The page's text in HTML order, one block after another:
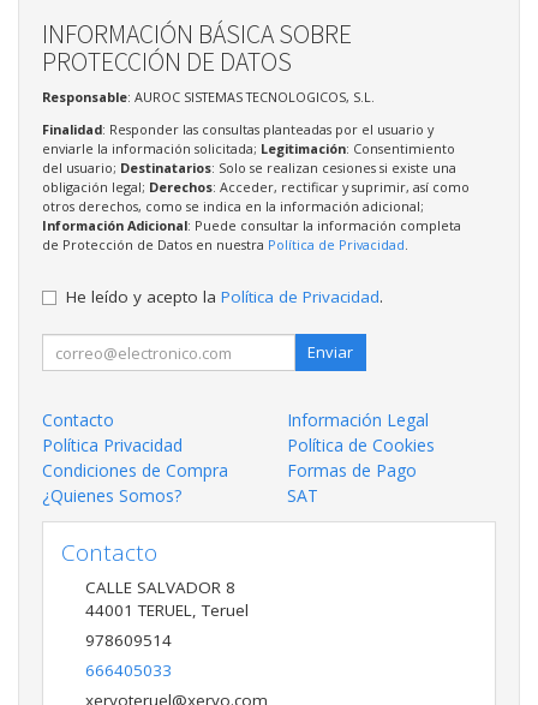
INFORMACIÓN BÁSICA SOBRE
PROTECCIÓN DE DATOS
Responsable: AUROC SISTEMAS TECNOLOGICOS, S.L.
Finalidad: Responder las consultas planteadas por el usuario y
enviarle la información solicitada; Legitimación: Consentimiento
del usuario; Destinatarios: Solo se realizan cesiones si existe una
obligación legal; Derechos: Acceder, rectificar y suprimir, así como
otros derechos, como se indica en la información adicional;
Información Adicional: Puede consultar la información completa
de Protección de Datos en nuestra Política de Privacidad
He leído y acepto la Política de Privacidad.
Enviar
Contacto
Información Legal
Política Privacidad
Política de Cookies
Condiciones de Compra
Formas de Pago
¿Quienes Somos?
SAT
Contacto
CALLE SALVADOR 8
44001 TERUEL,Teruel
978609514
666405033
xeryoteruel@xeryo.com